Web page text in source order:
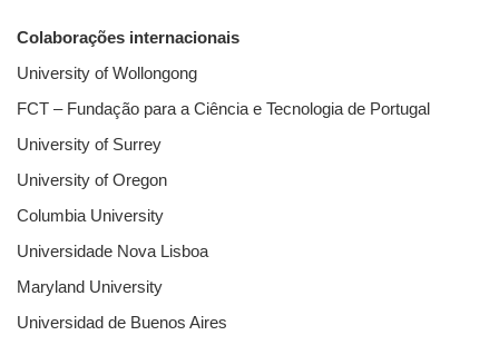
Colaborações internacionais
University of Wollongong
FCT – Fundação para a Ciência e Tecnologia de Portugal
University of Surrey
University of Oregon
Columbia University
Universidade Nova Lisboa
Maryland University
Universidad de Buenos Aires